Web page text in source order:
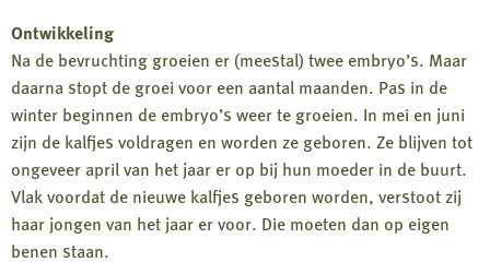
Ontwikkeling
Na de bevruchting groeien er (meestal) twee embryo’s. Maar
daarna stopt de groei voor een aantal maanden. Pas in de
winter beginnen de embryo’s weer te groeien. In mei en juni
zijn de kalfjes voldragen en worden ze geboren. Ze blijven tot
ongeveer april van het jaar er op bij hun moeder in de buurt.
Vlak voordat de nieuwe kalfjes geboren worden, verstoot zij
haar jongen van het jaar er voor. Die moeten dan op eigen
benen staan.